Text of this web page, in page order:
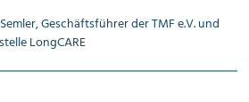
Geschäftsführer der TMF e.V. und
LongCARE